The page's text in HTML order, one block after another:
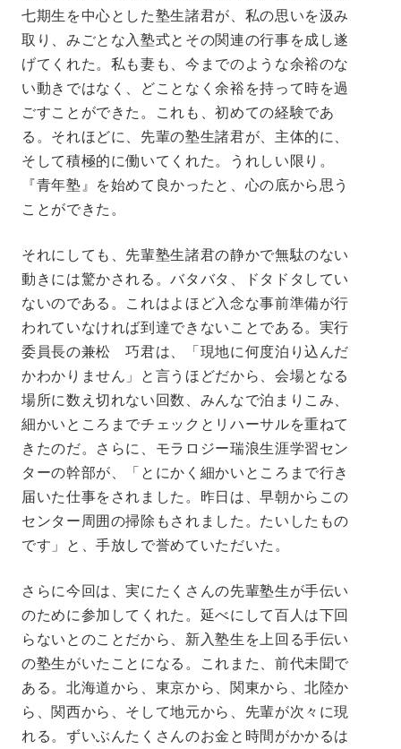
七期生を中心とした塾生諸君が、私の思いを汲み
取り、みごとな入塾式とその関連の行事を成し遂
げてくれた。私も妻も、今までのような余裕のな
い動きではなく、どことなく余裕を持って時を過
ごすことができた。これも、初めての経験であ
る。それほどに、先輩の塾生諸君が、主体的に、
そして積極的に働いてくれた。うれしい限り。
『青年塾』を始めて良かったと、心の底から思う
ことができた。
それにしても、先輩塾生諸君の静かで無駄のない
動きには驚かされる。バタバタ、ドタドタしてい
ないのである。これはよほど入念な事前準備が行
われていなければ到達できないことである。実行
委員長の兼松 巧君は、「現地に何度泊り込んだ
かわかりません」と言うほどだから、会場となる
場所に数え切れない回数、みんなで泊まりこみ、
細かいところまでチェックとリハーサルを重ねて
きたのだ。さらに、モラロジー瑞浪生涯学習セン
ターの幹部が、「とにかく細かいところまで行き
届いた仕事をされました。昨日は、早朝からこの
センター周囲の掃除もされました。たいしたもの
です」と、手放しで誉めていただいた。
さらに今回は、実にたくさんの先輩塾生が手伝い
のために参加してくれた。延べにして百人は下回
らないとのことだから、新入塾生を上回る手伝い
の塾生がいたことになる。これまた、前代未聞で
ある。北海道から、東京から、関東から、北陸か
ら、関西から、そして地元から、先輩が次々に現
れる。ずいぶんたくさんのお金と時間がかかるは